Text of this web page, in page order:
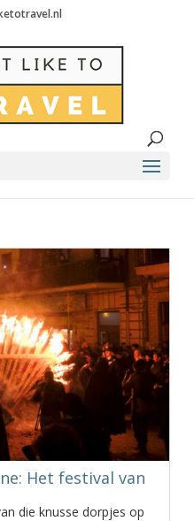
Het festival van
die knusse dorpjes op